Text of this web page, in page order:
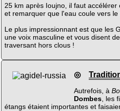
25 km après Ioujno, il faut
et remarquer que l'eau coule vers le
Le plus impressionnant est que les
une voix masculine et vous disent
traversant hors clous !
◎
Autrefois, à
Dombes, les
étangs étaient importantes et